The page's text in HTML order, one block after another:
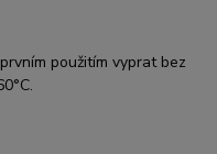
použitím vyprat bez